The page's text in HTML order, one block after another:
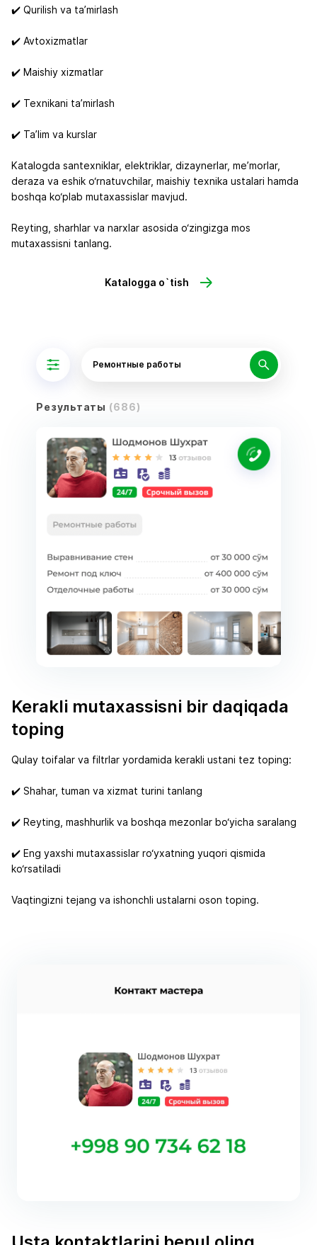
✔️ Qurilish va ta’mirlash
✔️ Avtoxizmatlar
✔️ Maishiy xizmatlar
✔️ Texnikani ta’mirlash
✔️ Ta’lim va kurslar
Katalogda santexniklar, elektriklar, dizaynerlar, me’morlar,
deraza va eshik o‘rnatuvchilar, maishiy texnika ustalari hamda
boshqa ko‘plab mutaxassislar mavjud.
Reyting, sharhlar va narxlar asosida o‘zingizga mos
mutaxassisni tanlang.
Katalogga o`tish
Kerakli mutaxassisni bir daqiqada
toping
Qulay toifalar va filtrlar yordamida kerakli ustani tez toping:
✔️ Shahar, tuman va xizmat turini tanlang
✔️ Reyting, mashhurlik va boshqa mezonlar bo‘yicha saralang
✔️ Eng yaxshi mutaxassislar ro‘yxatning yuqori qismida
ko‘rsatiladi
Vaqtingizni tejang va ishonchli ustalarni oson toping.
Ремонтные работы
Результаты (686)